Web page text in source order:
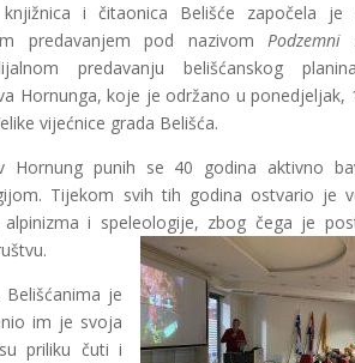
knjižnica i čitaonica Belišće započela
predavanjem pod nazivomPodzemni
predavanju belišćanskog
Hornunga, koje je održano u ponedjeljak,
vijećnice grada Belišća.
Hornung punih se 40 godina aktivno
Tijekom svih tih godina ostvario je
alpinizma i speleologije, zbog čega je
je
im je svoja
priliku čuti i